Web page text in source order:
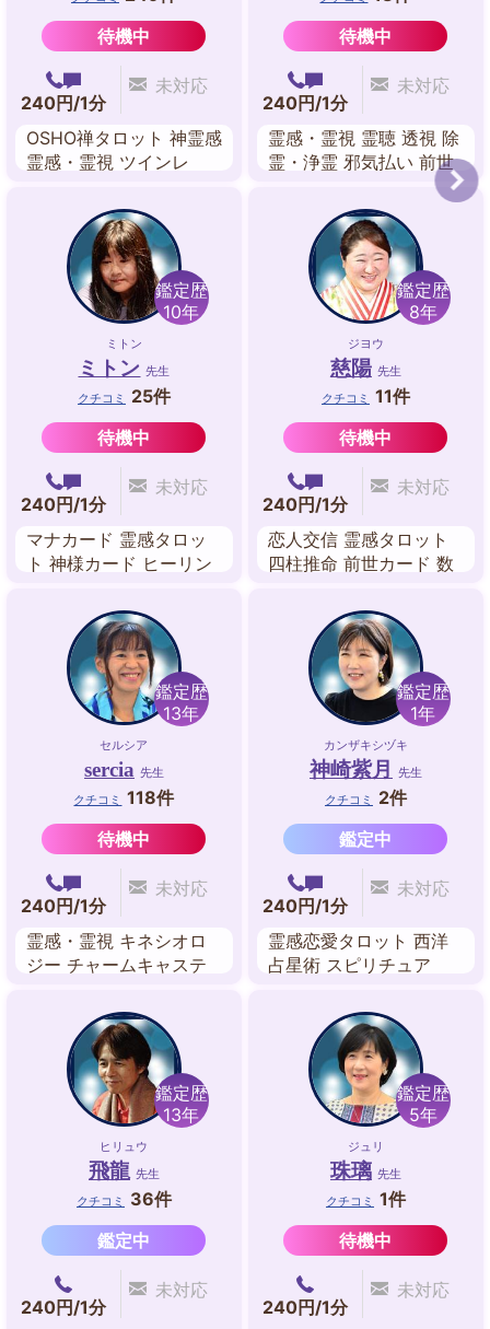
待機中
240円/1分
未対応
OSHO禅タロット 神霊感
霊感・霊視 ツインレ
ネリング 西洋占星術 前
世鑑定 ペンジュラム
待機中
240円/1分
未対応
霊感・霊視 霊聴 透視 除
霊・浄霊 邪気払い 前世
鑑定 霊感タロット 陰陽
師カード
鑑定歴
10年
ミトン
ミトン 先生
クチコミ
25件
待機中
240円/1分
未対応
マナカード 霊感タロッ
ト 神様カード ヒーリン
鑑定歴
8年
ジヨウ
慈陽 先生
クチコミ 11件
待機中
240円/1分
未対応
恋人交信 霊感タロット
四柱推命 前世カード 数
鑑定歴
13年
セルシア
sercia 先生
クチコミ
118件
待機中
240円/1分
未対応
霊感・霊視 キネシオロ
ジー チャームキャステ
ーディング 縁結びヒー
リング 波動修正 未来予
想 霊感タロット
鑑定歴
1年
カンザキシヅキ
神崎紫月 先生
クチコミ
2件
鑑定中
240円/1分
未対応
霊感恋愛タロット 西洋
占星術 スピリチュア
鑑定歴
13年
ヒリュウ
飛龍 先生
クチコミ
36件
鑑定中
240円/1分
未対応
鑑定歴
5年
ジュリ
珠璃 先生
クチコミ 1件
待機中
240円/1分
未対応